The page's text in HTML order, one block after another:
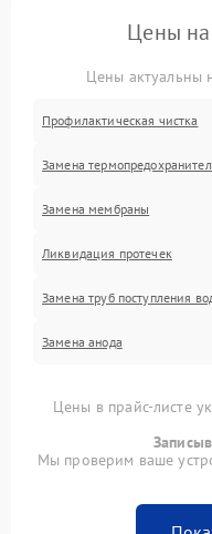
Цены на
Цены актуальны
Профилактическая чистка
Замена
Замена мембраны
Ликвидация протечек
Замена труб поступления
Замена анода
Цены в прайс-листе
Мы проверим ваше